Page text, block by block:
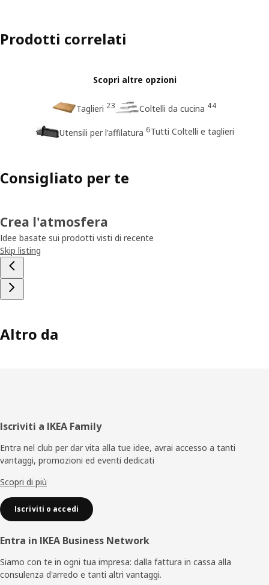
Prodotti correlati
Scopri altre opzioni
Taglieri 23 Coltelli da cucina 44
Utensili per l'affilatura 6Tutti Coltelli e taglieri
Consigliato per te
Crea l'atmosfera
Idee basate sui prodotti visti di recente
Skip listing
Altro da
Piè
di
pagina
Iscriviti a IKEA Family
Entra nel club per dar vita alla tue idee, avrai accesso a tanti
vantaggi, promozioni ed eventi dedicati
Scopri di più
Iscriviti o accedi
Entra in IKEA Business Network
Siamo con te in ogni tua impresa: dalla fattura in cassa alla
consulenza d'arredo e tanti altri vantaggi.